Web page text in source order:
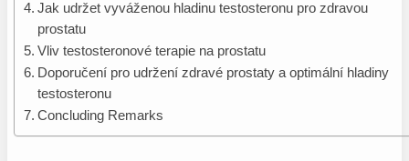
Jak udržet vyváženou hladinu testosteronu pro zdravou
prostatu
Vliv testosteronové terapie na prostatu
Doporučení pro udržení zdravé prostaty a optimální hladiny
testosteronu
Concluding Remarks